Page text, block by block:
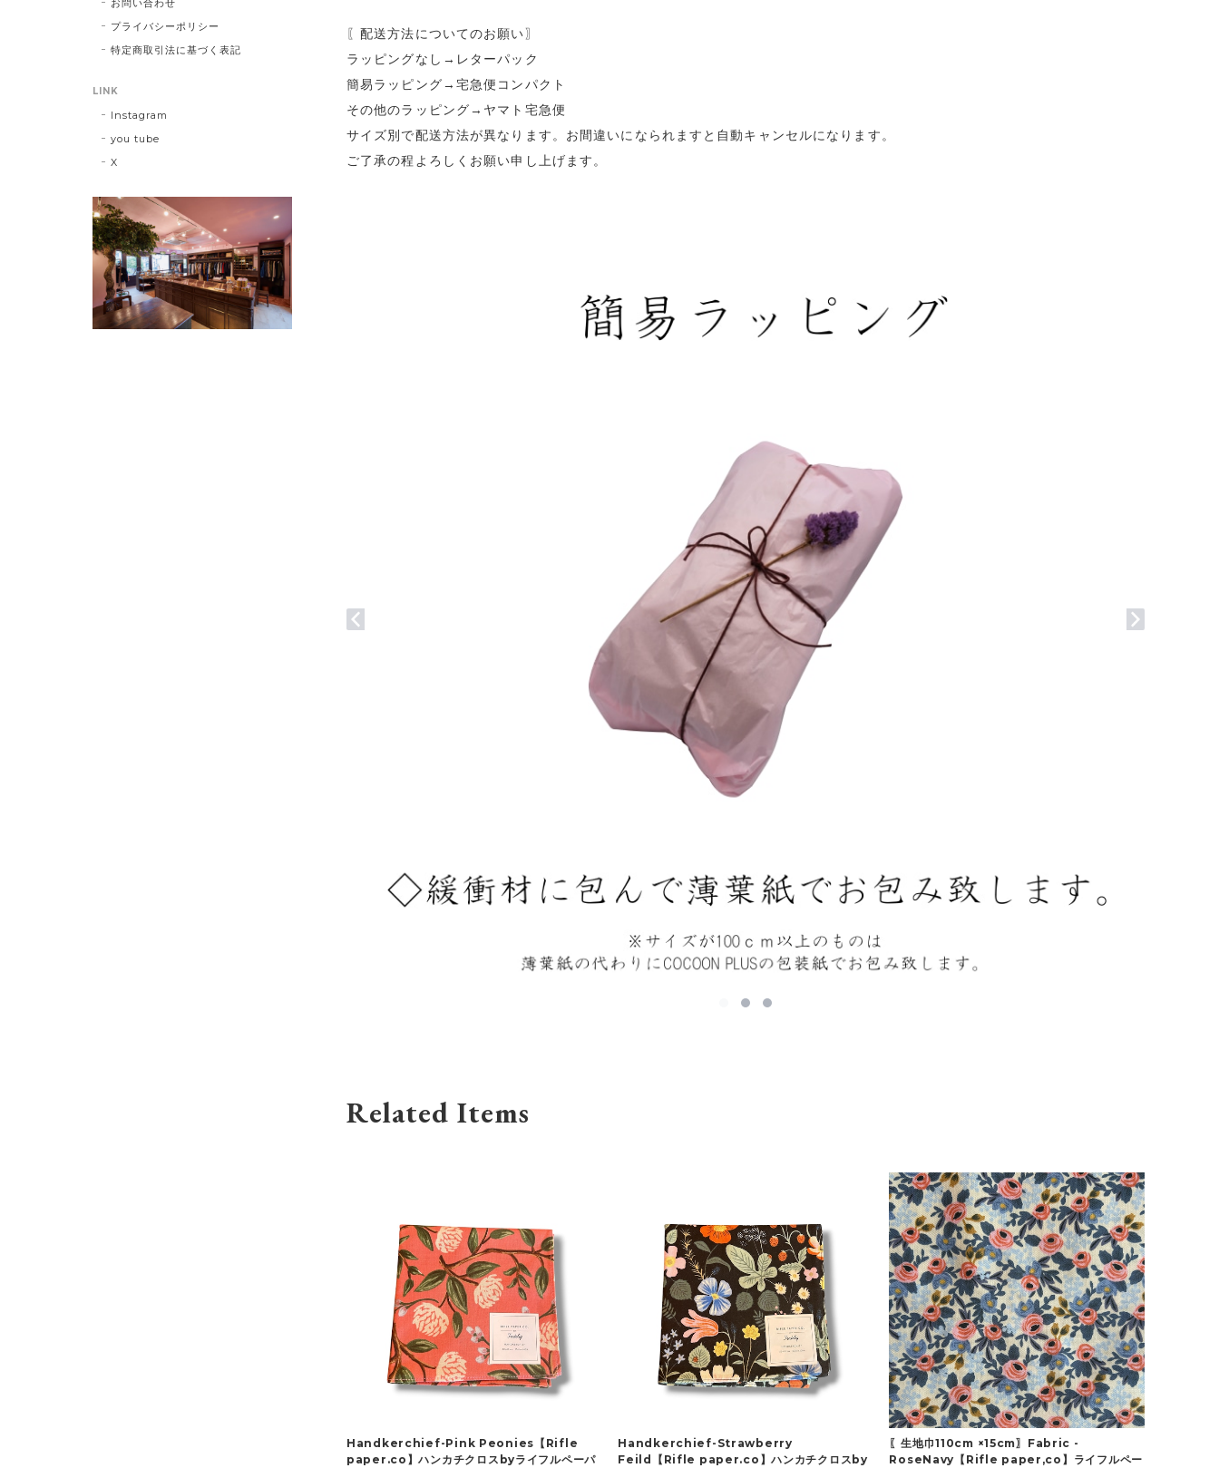
〖配送方法についてのお願い〗
ラッピングなし→レターパック
簡易ラッピング→宅急便コンパクト
その他のラッピング→ヤマト宅急便
サイズ別で配送方法が異なります。お間違いになられますと自動キャンセルになります。
ご了承の程よろしくお願い申し上げます。
Related Items
Handkerchief-Pink Peonies【Rifle
paper.co】ハンカチクロスbyライフルペーパ
Handkerchief-Strawberry
Feild【Rifle paper.co】ハンカチクロスby
〖生地巾110cm ×15cm〗Fabric -
RoseNavy【Rifle paper,co】ライフルペー
お問い合わせ
プライバシーポリシー
特定商取引法に基づく表記
LINK
Instagram
you tube
X